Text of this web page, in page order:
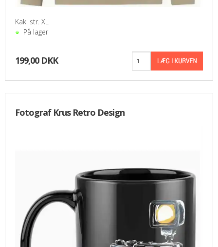
Kaki str. XL
På lager
199,00 DKK
Fotograf Krus Retro Design